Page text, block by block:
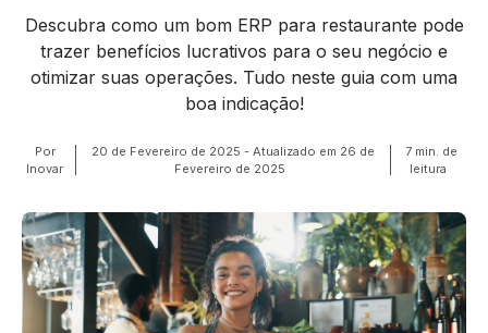
Descubra como um bom ERP para restaurante pode
trazer benefícios lucrativos para o seu negócio e
otimizar suas operações. Tudo neste guia com uma
boa indicação!
Por
Inovar
20 de Fevereiro de 2025 - Atualizado em 26 de
Fevereiro de 2025
7 min. de
leitura